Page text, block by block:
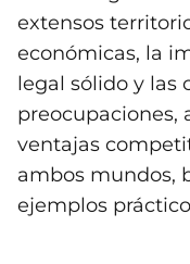
extensos
económicas, la
legal sólido y las
preocupaciones,
ventajas
ambos mundos,
ejemplos